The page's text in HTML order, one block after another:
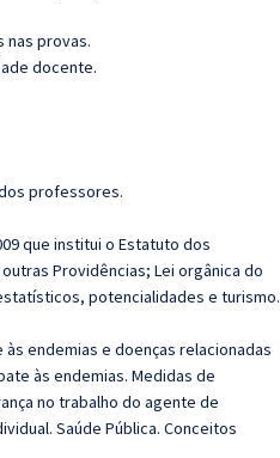
nas provas.
docente.
professores.
que institui o Estatuto dos
Providências; Lei orgânica do
potencialidades e turismo.
endemias e doenças relacionadas
às endemias. Medidas de
no trabalho do agente de
Saúde Pública. Conceitos